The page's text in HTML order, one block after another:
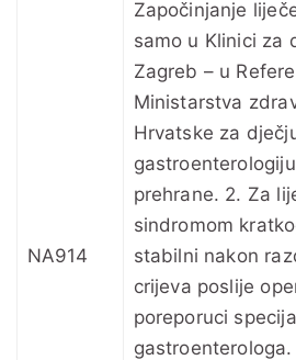
NA914
Započinjanje
samo u Klinici za
Zagreb – u
Ministarstva
Hrvatske za
prehrane. 2. Za
sindromom
stabilni nakon
crijeva poslije
poreporuci